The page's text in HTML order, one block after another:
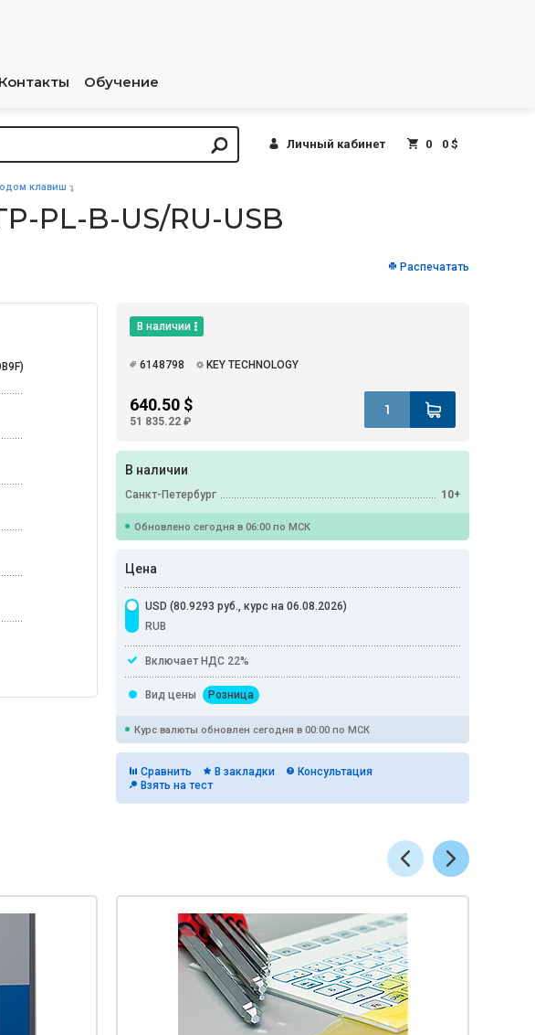
Контакты Обучение
Личный кабинет 0 0 $
клавиш
PL-B-US/RU-USB
Распечатать
В наличии
6148798 KEY TECHNOLOGY
640.50 $
51 835.22 ₽
В наличии
Санкт-Петербург 10+
Обновлено сегодня в 06:00 по МСК
Цена
USD (80.9293 руб., курс на 06.08.2026)
RUB
Включает НДС 22%
Вид цены Розница
Курс валюты обновлен сегодня в 00:00 по МСК
Сравнить В закладки
Консультация
Взять на тест